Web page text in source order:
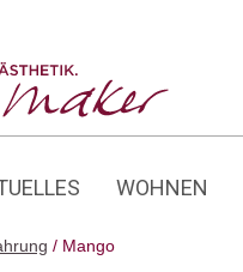
WOHNEN
/ Mango